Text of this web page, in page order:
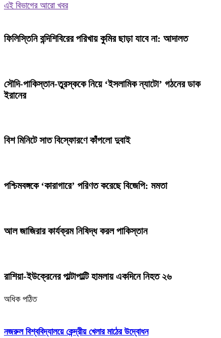
এই বিভাগের আরো খবর
ফিলিস্তিনি বন্দিশিবিরের পরিখায় কুমির ছাড়া যাবে না: আদালত
সৌদি-পাকিস্তান-তুরস্ককে নিয়ে ‘ইসলামিক ন্যাটো’ গঠনের ডাক
ইরানের
বিশ মিনিটে সাত বিস্ফোরণে কাঁপলো দুবাই
পশ্চিমবঙ্গকে ‘কারাগারে’ পরিণত করেছে বিজেপি: মমতা
আল জাজিরার কার্যক্রম নিষিদ্ধ করল পাকিস্তান
রাশিয়া-ইউক্রেনের পাল্টাপাল্টি হামলায় একদিনে নিহত ২৬
অধিক পঠিত
নজরুল বিশ্ববিদ্যালয়ে কেন্দ্রীয় খেলার মাঠের উদ্বোধন